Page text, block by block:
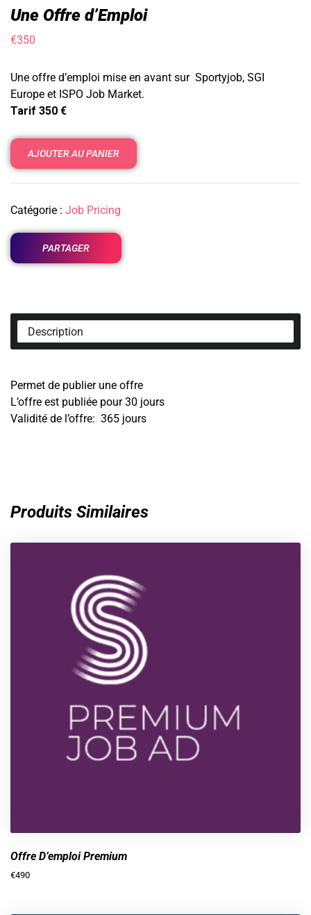
Une Offre d’Emploi
€350
Une offre d’emploi mise en avant sur Sportyjob, SGI
Europe et ISPO Job Market.
Tarif 350 €
AJOUTER AU PANIER
Catégorie : Job Pricing
PARTAGER
Description
Permet de publier une offre
L’offre est publiée pour 30 jours
Validité de l’offre: 365 jours
Produits Similaires
Offre D’emploi Premium
€490